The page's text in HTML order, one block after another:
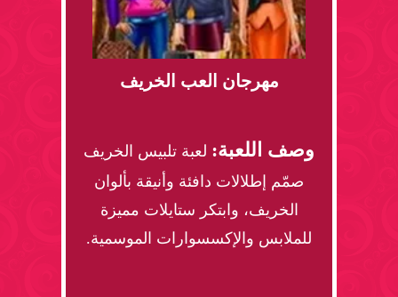
مهرجان العب الخريف
وصف اللعبة: لعبة تلبيس الخريف
صمّم إطلالات دافئة وأنيقة بألوان
الخريف، وابتكر ستايلات مميزة
للملابس والإكسسوارات الموسمية.